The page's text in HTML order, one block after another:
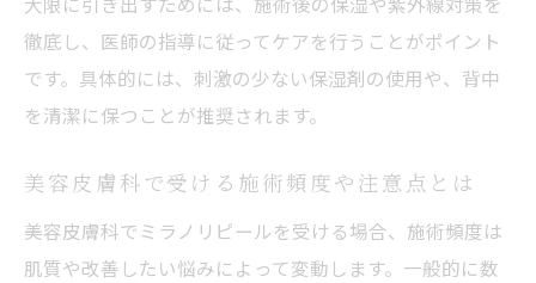
徹底し、医師の指導に従ってケアを行うことがポイント
です。具体的には、刺激の少ない保湿剤の使用や、背中
を清潔に保つことが推奨されます。
美容皮膚科で受ける施術頻度や注意点とは
美容皮膚科でミラノリピールを受ける場合、施術頻度は
肌質や改善したい悩みによって変動します。一般的に数